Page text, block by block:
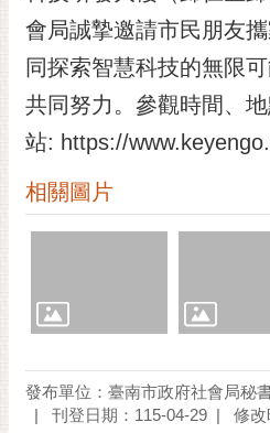
安
全
政
策
網
資
料
府
交
會局誠摯邀請市民朋友
同探索智慧科技的無限
共同努力。參觀時間、
站: https://
相關圖片
發布單位：臺南市政府社會局秘
刊登日期：115-04-29
修改